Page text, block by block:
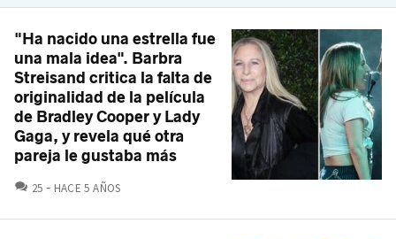
"Ha nacido una estrella fue
una mala idea". Barbra
Streisand critica la falta de
originalidad de la película
de Bradley Cooper y Lady
Gaga, y revela qué otra
pareja le gustaba más
25 COMENTARIOS
HACE 5 AÑOS